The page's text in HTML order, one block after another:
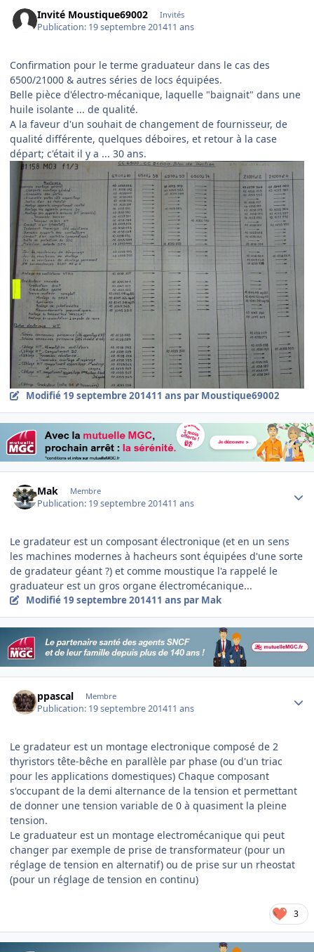
Invité Moustique69002 Invités
Publication: 19 septembre 201411 ans
Confirmation pour le terme graduateur dans le cas des
6500/21000 & autres séries de locs équipées.
Belle pièce d'électro-mécanique, laquelle "baignait" dans une
huile isolante ... de qualité.
A la faveur d'un souhait de changement de fournisseur, de
qualité différente, quelques déboires, et retour à la case
départ; c'était il y a ... 30 ans.
Modifié 19 septembre 201411 ans par Moustique69002
Mak Membre
Publication: 19 septembre 201411 ans
Le gradateur est un composant électronique (et en un sens
les machines modernes à hacheurs sont équipées d'une sorte
de gradateur géant ?) et comme moustique l'a rappelé le
graduateur est un gros organe électromécanique...
Modifié 19 septembre 201411 ans par Mak
ppascal Membre
Publication: 19 septembre 201411 ans
Le gradateur est un montage electronique composé de 2
thyristors tête-bêche en parallèle par phase (ou d'un triac
pour les applications domestiques) Chaque composant
s'occupant de la demi alternance de la tension et permettant
de donner une tension variable de 0 à quasiment la pleine
tension.
Le graduateur est un montage electromécanique qui peut
changer par exemple de prise de transformateur (pour un
réglage de tension en alternatif) ou de prise sur un rheostat
(pour un réglage de tension en continu)
3